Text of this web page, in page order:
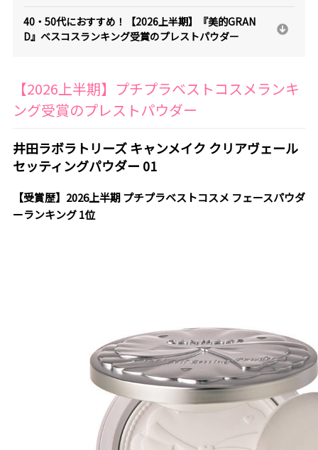
40・50代におすすめ！【2026上半期】『美的GRAN
D』ベスコスランキング受賞のプレストパウダー
【2026上半期】プチプラベストコスメランキ
ング受賞のプレストパウダー
井田ラボラトリーズ キャンメイク クリアヴェール
セッティングパウダー 01
【受賞歴】2026上半期 プチプラベストコスメ フェースパウダ
ーランキング 1位